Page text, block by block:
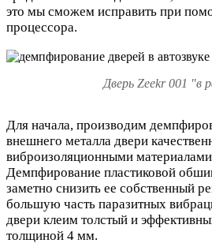
это мы сможем исправить при
процессора.
Дверь Zeekr 001 "в
Для начала, производим
внешнего металла двери
виброизоляционными
Демпфирование пластиковой
заметно снизить ее собственный
большую часть паразитных
двери клеим толстый и
толщиной 4 мм.